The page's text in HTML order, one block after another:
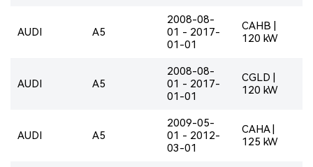
AUDI A5
2008-08-
01 - 2017-
01-01
CAHB |
120 kW
AUDI A5
2008-08-
01 - 2017-
01-01
CGLD |
120 kW
AUDI A5
2009-05-
01 - 2012-
03-01
CAHA |
125 kW